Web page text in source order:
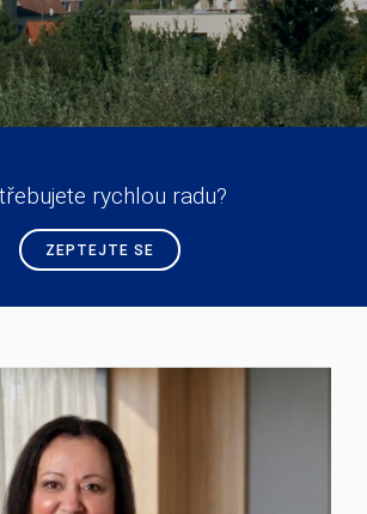
rychlou radu?
ZEPTEJTE SE